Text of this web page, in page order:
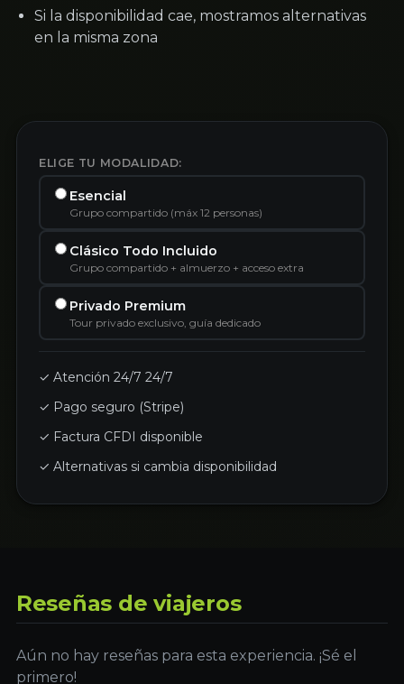
Si la disponibilidad cae, mostramos alternativas
en la misma zona
ELIGE TU MODALIDAD:
Esencial
Grupo compartido (máx 12 personas)
Clásico Todo Incluido
Grupo compartido + almuerzo + acceso extra
Privado Premium
Tour privado exclusivo, guía dedicado
✓ Atención 24/7 24/7
✓ Pago seguro (Stripe)
✓ Factura CFDI disponible
✓ Alternativas si cambia disponibilidad
Reseñas de viajeros
Aún no hay reseñas para esta experiencia. ¡Sé el
primero!